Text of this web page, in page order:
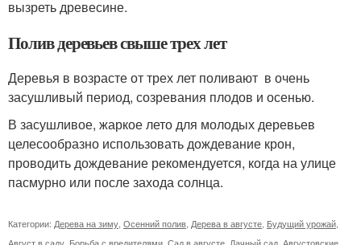
вызреть древесине.
Полив деревьев свыше трех лет
Деревья в возрасте от трех лет поливают в очень
засушливый период, созревания плодов и осенью.
В засушливое, жаркое лето для молодых деревьев
целесообразно использовать дождевание крон,
проводить дождевание рекомендуется, когда на улице
пасмурно или после захода солнца.
Категории: Дерева на зиму Осенний полив Дерева в августе Будущий урожай